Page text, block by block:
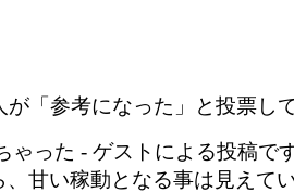
が「参考になった」と投票し
ゃった - ゲストによる投稿で
甘い稼動となる事は見えて